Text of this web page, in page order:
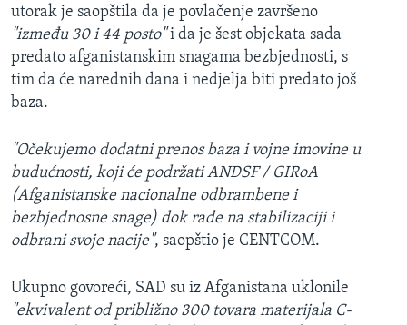
utorak je saopštila da je povlačenje završeno
"između 30 i 44 posto"i da je šest objekata sada
predato afganistanskim snagama bezbjednosti, s
tim da će narednih dana i nedjelja biti predato još
baza.
"Očekujemo dodatni prenos baza i vojne imovine u
budućnosti, koji će podržati ANDSF / GIRoA
(Afganistanske nacionalne odbrambene i
bezbjednosne snage) dok rade na stabilizaciji i
odbrani svoje nacije", saopštio je CENTCOM.
Ukupno govoreći, SAD su iz Afganistana uklonile
"ekvivalent od približno 300 tovara materijala C-